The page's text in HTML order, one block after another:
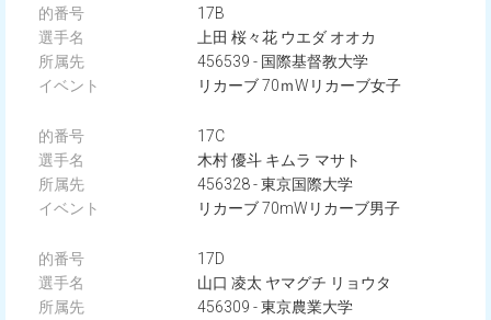
17B
上田 桜々花 ウエダ オオカ
456539 - 国際基督教大学
リカーブ 70ｍWリカーブ女子
17C
木村 優斗 キムラ マサト
456328 - 東京国際大学
リカーブ 70mWリカーブ男子
17D
山口 凌太 ヤマグチ リョウタ
456309 - 東京農業大学